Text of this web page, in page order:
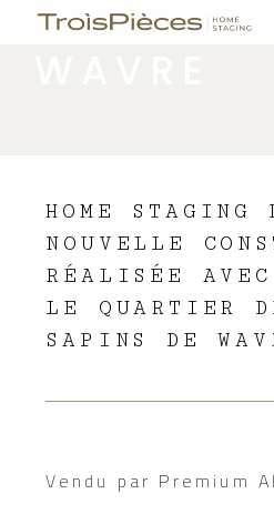
VIDE –
HOME STAGING
NOUVELLE
RÉALISÉE AVEC
LE QUARTIER
SAPINS DE
Vendu par Premium